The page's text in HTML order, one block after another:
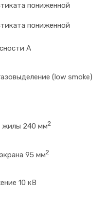
пониженной
пониженной
A
(low smoke)
жилы 240 мм2
95 мм2
10 кВ